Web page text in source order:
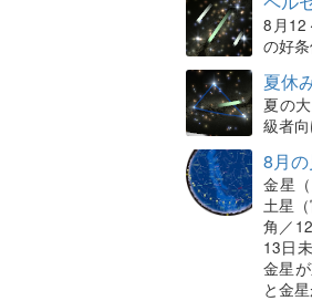
8月12
の好条
夏休
夏の
級者
8月
金星
土星
角／
13日
金星
と金